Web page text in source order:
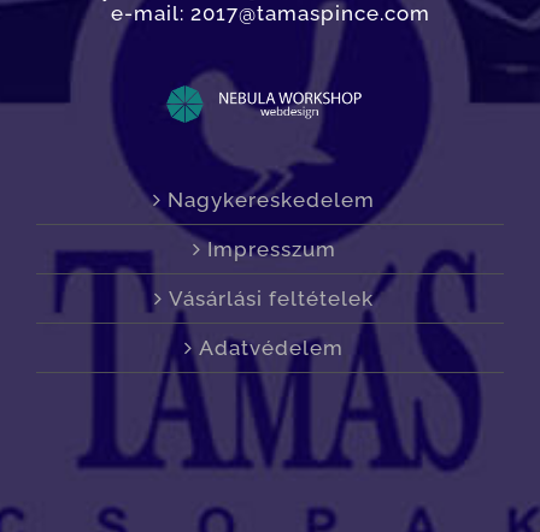
e-mail: 2017@tamaspince.com
Nagykereskedelem
Impresszum
Vásárlási feltételek
Adatvédelem